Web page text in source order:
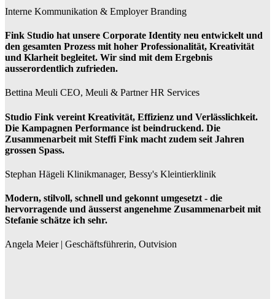
Interne Kommunikation & Employer Branding
Fink Studio hat unsere Corporate Identity neu entwickelt und
den gesamten Prozess mit hoher Professionalität, Kreativität
und Klarheit begleitet. Wir sind mit dem Ergebnis
ausserordentlich zufrieden.
Bettina Meuli CEO, Meuli & Partner HR Services
Studio Fink vereint Kreativität, Effizienz und Verlässlichkeit.
Die Kampagnen Performance ist beindruckend. Die
Zusammenarbeit mit Steffi Fink macht zudem seit Jahren
grossen Spass.
Stephan Hägeli Klinikmanager, Bessy's Kleintierklinik
Modern, stilvoll, schnell und gekonnt umgesetzt - die
hervorragende und äusserst angenehme Zusammenarbeit mit
Stefanie schätze ich sehr.
Angela Meier | Geschäftsführerin, Outvision